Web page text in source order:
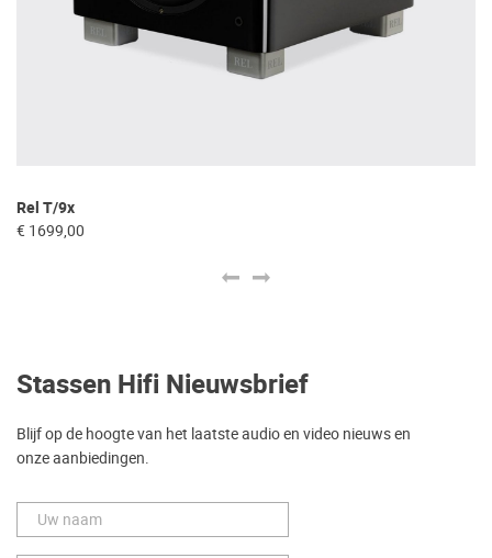
Rel T/9x
€ 1699,00
Stassen Hifi Nieuwsbrief
Blijf op de hoogte van het laatste audio en video nieuws en
onze aanbiedingen.